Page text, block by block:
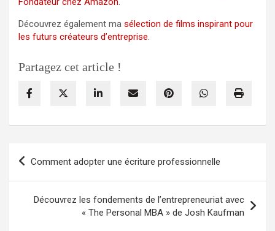
Découvrez également ma sélection de films inspirant pour
les futurs créateurs d’entreprise.
Partagez cet article !
Navigation
Comment adopter une écriture professionnelle
Découvrez les fondements de l’entrepreneuriat avec
« The Personal MBA » de Josh Kaufman